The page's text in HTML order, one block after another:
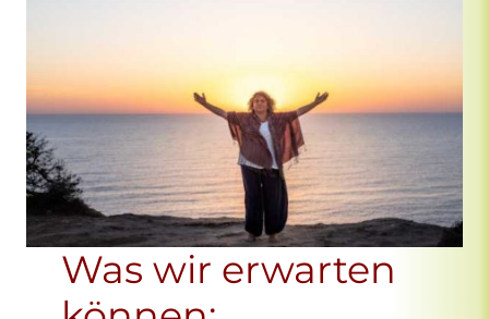
Was wir erwarten